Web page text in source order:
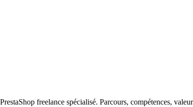
freelance spécialisé. Parcours, compétences,